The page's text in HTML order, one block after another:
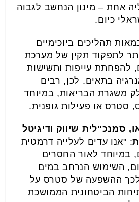
אחת – מינון הנחשב לגבוה
כיום.
תהליכים ביוכימיים
לתפקוד תקין של מערכת
להפחתת עייפות ותשישות
בתאים. לכן, רבים
משגרת הבריאות, במיוחד
סטרס או פעילות גופנית.
סמנכ"לית שיווק ודיגיטל
: "אנו עדים לעלייה דרמטית
במיוחד לאור החסרים
השימוש הנרחב במים
לכך ההשפעה של סטרס על
הביטחונית הממושכת